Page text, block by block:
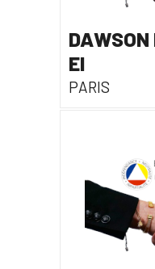
EI
PARIS